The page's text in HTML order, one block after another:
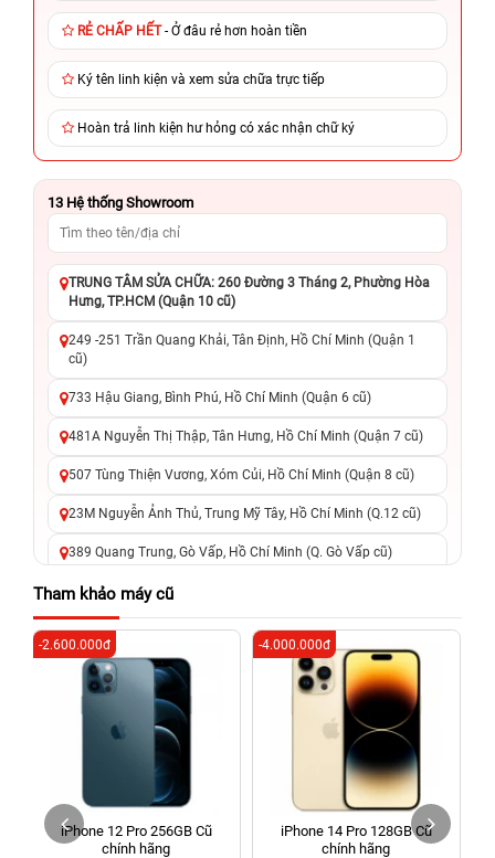
RẺ CHẤP HẾT- Ở đâu rẻ hơn hoàn tiền
Ký tên linh kiện và xem sửa chữa trực tiếp
Hoàn trả linh kiện hư hỏng có xác nhận chữ ký
13 Hệ thống Showroom
TRUNG TÂM SỬA CHỮA: 260 Đường 3 Tháng 2, Phường Hòa
Hưng, TP.HCM (Quận 10 cũ)
249 -251 Trần Quang Khải, Tân Định, Hồ Chí Minh (Quận 1
cũ)
733 Hậu Giang, Bình Phú, Hồ Chí Minh (Quận 6 cũ)
481A Nguyễn Thị Thập, Tân Hưng, Hồ Chí Minh (Quận 7 cũ)
507 Tùng Thiện Vương, Xóm Củi, Hồ Chí Minh (Quận 8 cũ)
23M Nguyễn Ảnh Thủ, Trung Mỹ Tây, Hồ Chí Minh (Q.12 cũ)
389 Quang Trung, Gò Vấp, Hồ Chí Minh (Q. Gò Vấp cũ)
625 - 625A Âu Cơ, Tân Phú, Hồ Chí Minh (Quận Tân Phú cũ)
326 Lê Văn Việt, Tăng Nhơn Phú, Hồ Chí Minh (Q.9 TP. Thủ
Đức cũ)
256 Võ Văn Ngân, Thủ Đức, Hồ Chí Minh (Bình Thọ, TP. Thủ
70 Nguyễn An Ninh, Dĩ An, Hồ Chí Minh (Bình Dương Cũ)
24h Vũng Tàu: 162A Ba Cu, Vũng Tàu, Hồ Chí Minh (TP. Vũng
Tàu cũ)
198 Hoàng Văn Thụ, Tân Sơn Nhất, Hồ Chí Minh (Tân Bình
Tham khảo máy cũ
iPhone 12 Pro 256GB Cũ
chính hãng
-2.600.000đ
iPhone 14 Pro 128GB Cũ
chính hãng
-4.000.000đ